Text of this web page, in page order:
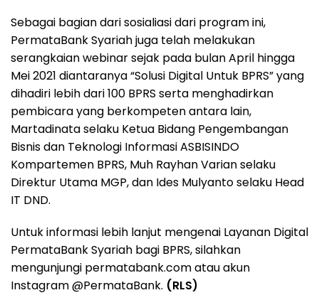
Sebagai bagian dari sosialiasi dari program ini,
PermataBank Syariah juga telah melakukan
serangkaian webinar sejak pada bulan April hingga
Mei 2021 diantaranya “Solusi Digital Untuk BPRS” yang
dihadiri lebih dari 100 BPRS serta menghadirkan
pembicara yang berkompeten antara lain,
Martadinata selaku Ketua Bidang Pengembangan
Bisnis dan Teknologi Informasi ASBISINDO
Kompartemen BPRS, Muh Rayhan Varian selaku
Direktur Utama MGP, dan Ides Mulyanto selaku Head
IT DND.
Untuk informasi lebih lanjut mengenai Layanan Digital
PermataBank Syariah bagi BPRS, silahkan
mengunjungi permatabank.com atau akun
Instagram @PermataBank. (RLS)